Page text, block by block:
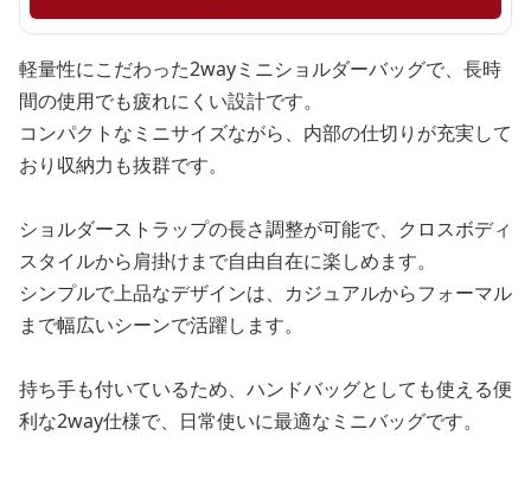
軽量性にこだわった2wayミニショルダーバッグで、長時
間の使用でも疲れにくい設計です。
コンパクトなミニサイズながら、内部の仕切りが充実して
おり収納力も抜群です。
ショルダーストラップの長さ調整が可能で、クロスボディ
スタイルから肩掛けまで自由自在に楽しめます。
シンプルで上品なデザインは、カジュアルからフォーマル
まで幅広いシーンで活躍します。
持ち手も付いているため、ハンドバッグとしても使える便
利な2way仕様で、日常使いに最適なミニバッグです。